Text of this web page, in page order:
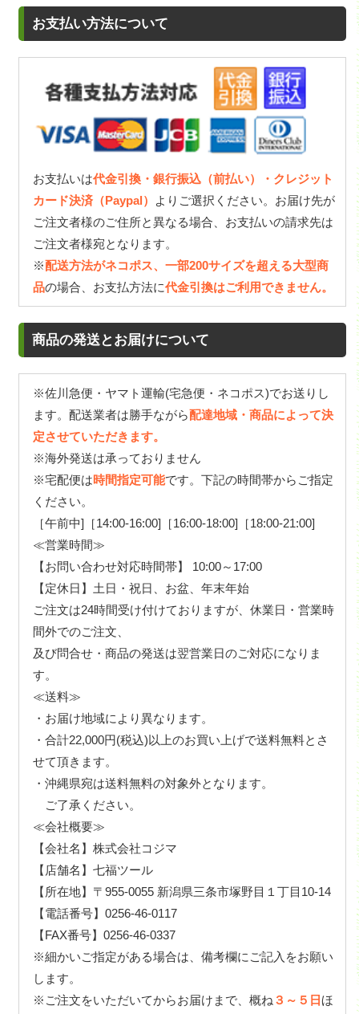
お支払い方法について
お支払いは代金引換・銀行振込（前払い）・クレジット
カード決済（Paypal）
よりご選択ください。お届け先が
ご注文者様のご住所と異なる場合、お支払いの請求先は
ご注文者様宛となります。
※配送方法がネコポス、一部200サイズを超える大型商
品の場合、お支払方法に代金引換はご利用できません。
商品の発送とお届けについて
※佐川急便・ヤマト運輸(宅急便・ネコポス)でお送りし
ます。配送業者は勝手ながら配達地域・商品によって決
定させていただきます。
※海外発送は承っておりません
※宅配便は時間指定可能です。下記の時間帯からご指定
ください。
［午前中]［14:00-16:00]［16:00-18:00]［18:00-21:00]
≪営業時間≫
【お問い合わせ対応時間帯】 10:00～17:00
【定休日】土日・祝日、お盆、年末年始
ご注文は24時間受け付けておりますが、休業日・営業時
間外でのご注文、
及び問合せ・商品の発送は翌営業日のご対応になりま
す。
≪送料≫
・お届け地域により異なります。
・合計22,000円(税込)以上のお買い上げで送料無料とさ
せて頂きます。
・沖縄県宛は送料無料の対象外となります。
ご了承ください。
≪会社概要≫
【会社名】株式会社コジマ
【店舗名】七福ツール
【所在地】〒955-0055 新潟県三条市塚野目１丁目10-14
【電話番号】0256-46-0117
【FAX番号】0256-46-0337
※細かいご指定がある場合は、備考欄にご記入をお願い
します。
※ご注文をいただいてからお届けまで、概ね ３～５日ほ